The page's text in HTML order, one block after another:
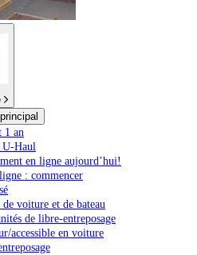
1 an
U-Haul
en ligne aujourd’hui!
: commencer
voiture et de bateau
de libre-entreposage
accessible en voiture